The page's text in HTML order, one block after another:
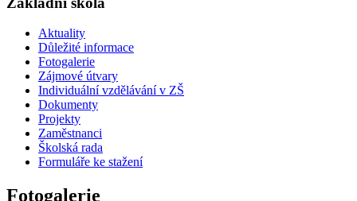
Aktuality
Důležité informace
Fotogalerie
Zájmové útvary
Individuální vzdělávání v ZŠ
Dokumenty
Projekty
Zaměstnanci
Školská rada
Formuláře ke stažení
Fotogalerie